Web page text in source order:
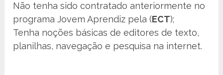
Não tenha sido contratado anteriormente no
programa Jovem Aprendiz pela (ECT);
Tenha noções básicas de editores de texto,
planilhas, navegação e pesquisa na internet.